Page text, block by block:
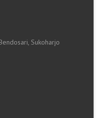
Sukoharjo